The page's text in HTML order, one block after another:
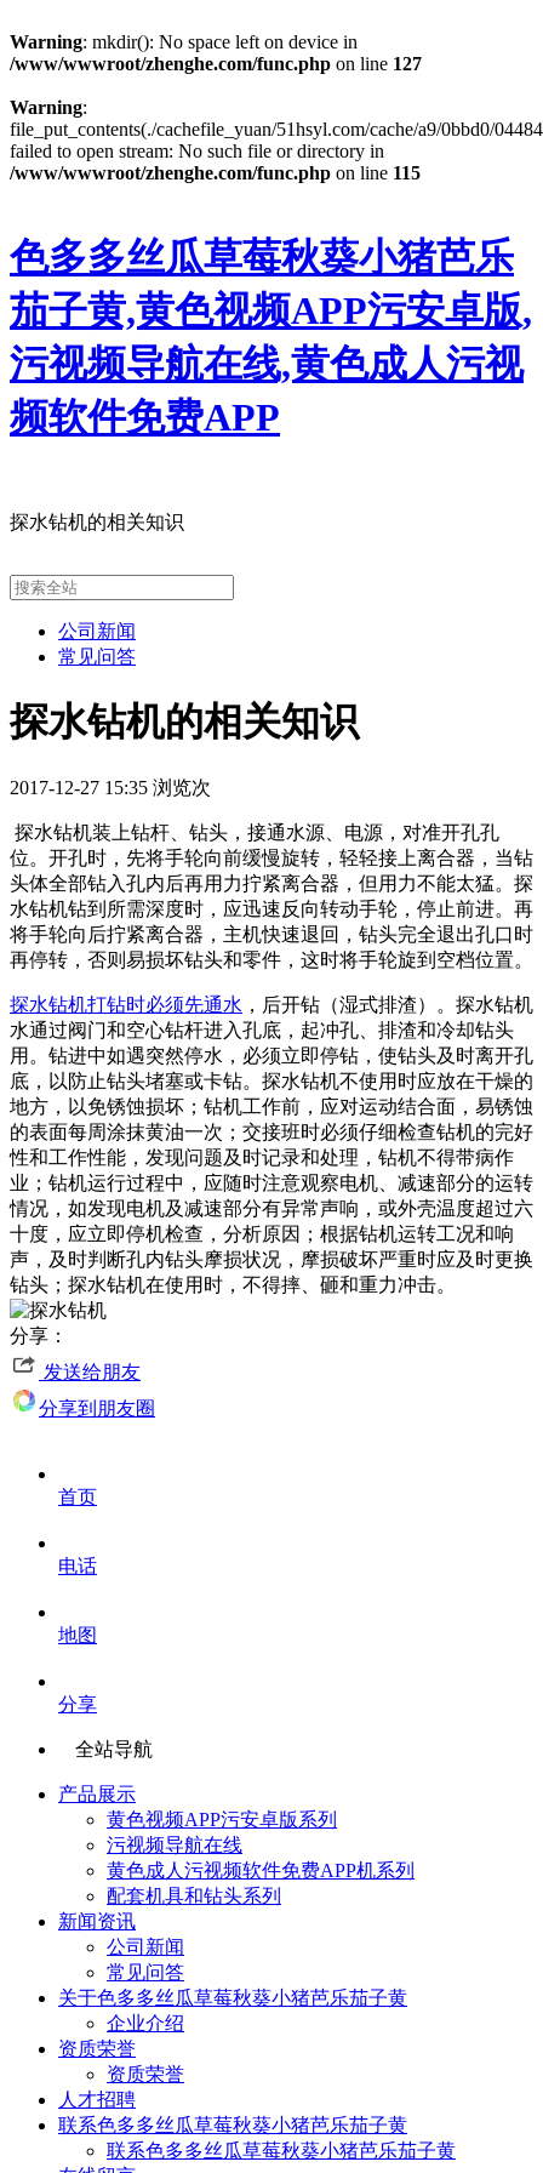
Warning: mkdir(): No space left on device in
/www/wwwroot/zhenghe.com/func.php on line 127
Warning:
file_put_contents(./cachefile_yuan/51hsyl.com/cache/a9/0bbd0/
failed to open stream: No such file or directory in
/www/wwwroot/zhenghe.com/func.php on line 115
色多多丝瓜草莓秋葵小猪芭乐
茄子黄,黄色视频APP污安卓版,
污视频导航在线,黄色成人污视
频软件免费APP
探水钻机的相关知识
公司新闻
常见问答
探水钻机的相关知识
2017-12-27 15:35 浏览次
探水钻机装上钻杆、钻头，接通水源、电源，对准开孔孔
位。开孔时，先将手轮向前缓慢旋转，轻轻接上离合器，当钻
头体全部钻入孔内后再用力拧紧离合器，但用力不能太猛。探
水钻机钻到所需深度时，应迅速反向转动手轮，停止前进。再
将手轮向后拧紧离合器，主机快速退回，钻头完全退出孔口时
再停转，否则易损坏钻头和零件，这时将手轮旋到空档位置。
探水钻机打钻时必须先通水 ，后开钻（湿式排渣）。探水钻机
水通过阀门和空心钻杆进入孔底，起冲孔、排渣和冷却钻头
用。钻进中如遇突然停水，必须立即停钻，使钻头及时离开孔
底，以防止钻头堵塞或卡钻。探水钻机不使用时应放在干燥的
地方，以免锈蚀损坏；钻机工作前，应对运动结合面，易锈蚀
的表面每周涂抹黄油一次；交接班时必须仔细检查钻机的完好
性和工作性能，发现问题及时记录和处理，钻机不得带病作
业；钻机运行过程中，应随时注意观察电机、减速部分的运转
情况，如发现电机及减速部分有异常声响，或外壳温度超过六
十度，应立即停机检查，分析原因；根据钻机运转工况和响
声，及时判断孔内钻头摩损状况，摩损破坏严重时应及时更换
钻头；探水钻机在使用时，不得摔、砸和重力冲击。
分享：
发送给朋友
分享到朋友圈
首页
电话
地图
分享
全站导航
产品展示
黄色视频APP污安卓版系列
污视频导航在线
黄色成人污视频软件免费APP机系列
配套机具和钻头系列
新闻资讯
公司新闻
常见问答
关于色多多丝瓜草莓秋葵小猪芭乐茄子黄
企业介绍
资质荣誉
资质荣誉
人才招聘
联系色多多丝瓜草莓秋葵小猪芭乐茄子黄
联系色多多丝瓜草莓秋葵小猪芭乐茄子黄